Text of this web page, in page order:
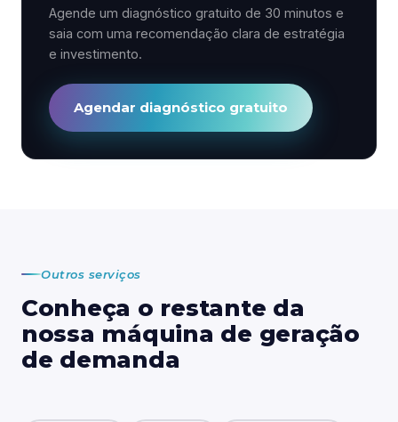
Agende um diagnóstico gratuito de 30 minutos e
saia com uma recomendação clara de estratégia
e investimento.
Agendar diagnóstico gratuito
Outros serviços
Conheça o restante da
nossa máquina de geração
de demanda